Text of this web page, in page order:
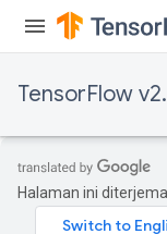
TensorFlow
Halaman ini